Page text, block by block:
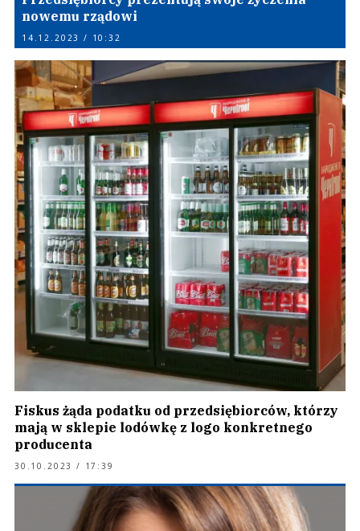
nowemu rządowi
14.12.2023 / 10:32
Fiskus żąda podatku od przedsiębiorców, którzy
mają w sklepie lodówkę z logo konkretnego
producenta
30.10.2023 / 17:39